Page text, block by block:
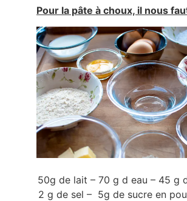
Pour la pâte à choux, il nous
50g de lait – 70 g d eau – 45 g
2 g de sel – 5g de sucre en